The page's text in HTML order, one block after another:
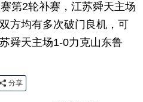
第2轮补赛，江苏舜天主场
方均有多次破门良机，可
舜天主场1-0力克山东鲁
分享